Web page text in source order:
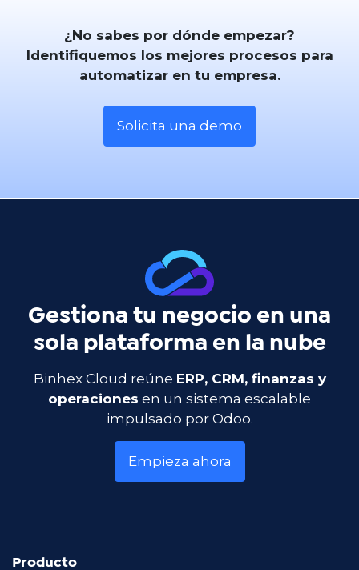
¿No sabes por dónde empezar?
Identifiquemos los mejores procesos para
automatizar en tu empresa.​
Solicita una demo
Gestiona tu negocio en una
sola plataforma en la nube
Binhex Cloud reúne ERP, CRM, finanzas y
operaciones en un sistema escalable
impulsado por Odoo.
Empieza ahora
Producto